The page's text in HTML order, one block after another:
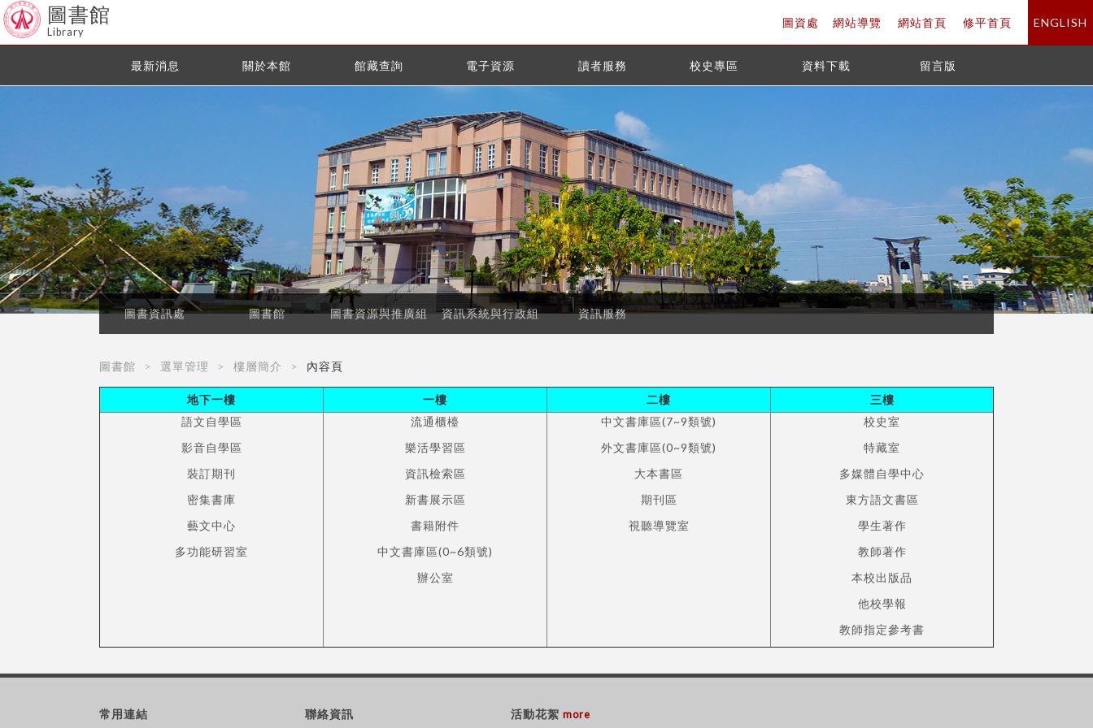
圖書館
Library
圖資處 網站導覽 網站首頁 修平首頁 ENGLISH
最新消息 關於本館 館藏查詢 電子資源 讀者服務 校史專區 資料下載 留言版
圖書資訊處 圖書館 圖書資源與推廣組 資訊系統與行政組 資訊服務
圖書館 選單管理 樓層簡介 內容頁
地下一樓 一樓 二樓
三樓
語文自學區
影音自學區
裝訂期刊
密集書庫
藝文中心
多功能研習室
流通櫃檯
樂活學習區
資訊檢索區
新書展示區
書籍附件
中文書庫區(0~6類號)
辦公室
中文書庫區(7~9類號)
外文書庫區(0~9類號)
大本書區
期刊區
視聽導覽室
校史室
特藏室
多媒體自學中心
東方語文書區
學生著作
教師著作
本校出版品
他校學報
教師指定參考書
常用連結 聯絡資訊 活動花絮 more